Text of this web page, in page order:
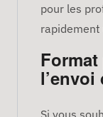
pour les
rapidement
Si vous